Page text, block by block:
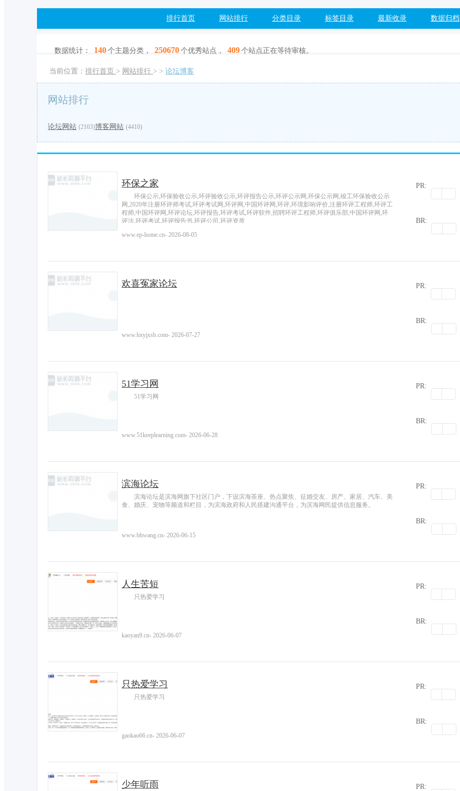
排行首页 网站排行 分类目录 标签目录 最新收录 数据归档
数据统计： 140 个主题分类， 250670 个优秀站点， 409 个站点正在等待审核。
当前位置： 排行首页 > 网站排行 > > 论坛博客
网站排行
论坛网站 (2103)博客网站 (4410)
环保之家
环保公示,环保验收公示,环评验收公示,环评报告公示,环评公示网,环保公示网,竣工环保验收公示
网,2020年注册环评师考试,环评考试网,环评网,中国环评网,环评,环境影响评价,注册环评工程师,环评工
程师,中国环评网,环评论坛,环评报告,环评考试,环评软件,招聘环评工程师,环评俱乐部,中国环评网,环
评法,环评考试,环评报告书,环评公司,环评资质
www.ep-home.cn- 2026-08-05
PR:
BR:
欢喜冤家论坛
www.hxyjxsb.com- 2026-07-27
PR:
BR:
51学习网
51学习网
www.51keeplearning.com- 2026-06-28
PR:
BR:
滨海论坛
滨海论坛是滨海网旗下社区门户，下设滨海茶座、热点聚焦、征婚交友、房产、家居、汽车、美
食、婚庆、宠物等频道和栏目，为滨海政府和人民搭建沟通平台，为滨海网民提供信息服务。
www.bhwang.cn- 2026-06-15
PR:
BR:
人生苦短
只热爱学习
kaoyan9.cn- 2026-06-07
PR:
BR:
只热爱学习
只热爱学习
gaokao66.cn- 2026-06-07
PR:
BR:
少年听雨 PR: